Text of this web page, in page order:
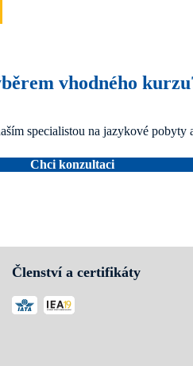
vhodného
specialistou na jazykové pobyty
Chci konzultaci
Členství a certifikáty